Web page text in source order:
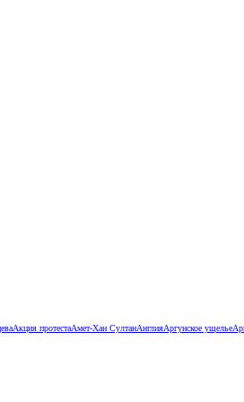
Акция протестаАмет-Хан СултанАнглияАргунское ущелье